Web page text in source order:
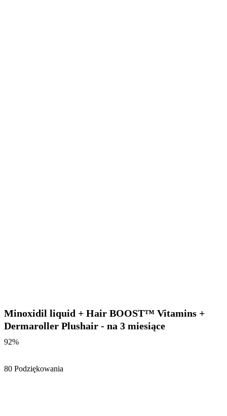
Minoxidil liquid + Hair BOOST™ Vitamins +
Dermaroller Plushair - na 3 miesiące
92%
80 Podziękowania